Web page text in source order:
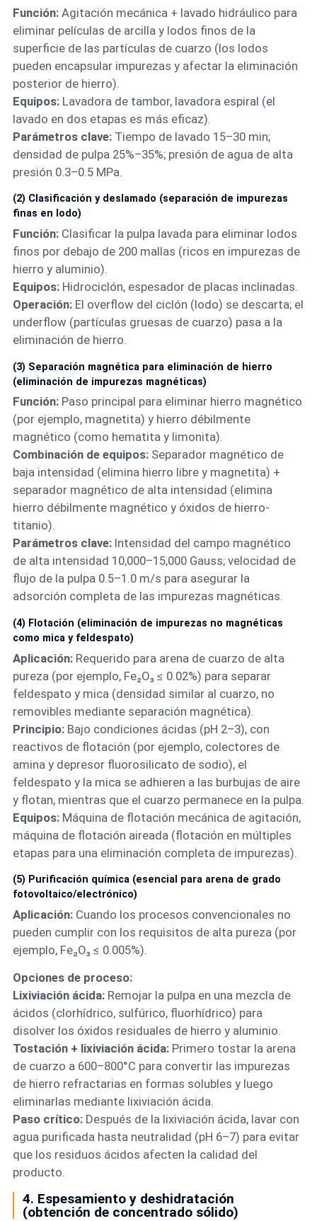
Función: Agitación mecánica + lavado hidráulico para
eliminar películas de arcilla y lodos finos de la
superficie de las partículas de cuarzo (los lodos
pueden encapsular impurezas y afectar la eliminación
posterior de hierro).
Equipos: Lavadora de tambor, lavadora espiral (el
lavado en dos etapas es más eficaz).
Parámetros clave: Tiempo de lavado 15–30 min;
densidad de pulpa 25%–35%; presión de agua de alta
presión 0.3–0.5 MPa.
(2) Clasificación y deslamado (separación de impurezas
finas en lodo)
Función:Clasificar la pulpa lavada para eliminar lodos
finos por debajo de 200 mallas (ricos en impurezas de
hierro y aluminio).
Equipos: Hidrociclón, espesador de placas inclinadas.
Operación:El overflow del ciclón (lodo) se descarta; el
underflow (partículas gruesas de cuarzo) pasa a la
eliminación de hierro.
(3) Separación magnética para eliminación de hierro
(eliminación de impurezas magnéticas)
Función: Paso principal para eliminar hierro magnético
(por ejemplo, magnetita) y hierro débilmente
magnético (como hematita y limonita).
Combinación de equipos:Separador magnético de
baja intensidad (elimina hierro libre y magnetita) +
separador magnético de alta intensidad (elimina
hierro débilmente magnético y óxidos de hierro-
titanio).
Parámetros clave:Intensidad del campo magnético
de alta intensidad 10,000–15,000 Gauss; velocidad de
flujo de la pulpa 0.5–1.0 m/s para asegurar la
adsorción completa de las impurezas magnéticas.
(4) Flotación (eliminación de impurezas no magnéticas
como mica y feldespato)
Aplicación: Requerido para arena de cuarzo de alta
pureza (por ejemplo, Fe₂O₃ ≤ 0.02%) para separar
feldespato y mica (densidad similar al cuarzo, no
removibles mediante separación magnética).
Principio:Bajo condiciones ácidas (pH 2–3), con
reactivos de flotación (por ejemplo, colectores de
amina y depresor fluorosilicato de sodio), el
feldespato y la mica se adhieren a las burbujas de aire
y flotan, mientras que el cuarzo permanece en la pulpa.
Equipos: Máquina de flotación mecánica de agitación,
máquina de flotación aireada (flotación en múltiples
etapas para una eliminación completa de impurezas).
(5) Purificación química (esencial para arena de grado
fotovoltaico/electrónico)
Aplicación: Cuando los procesos convencionales no
pueden cumplir con los requisitos de alta pureza (por
ejemplo, Fe₂O₃ ≤ 0.005%).
Opciones de proceso:
Lixiviación ácida: Remojar la pulpa en una mezcla de
ácidos (clorhídrico, sulfúrico, fluorhídrico) para
disolver los óxidos residuales de hierro y aluminio.
Tostación + lixiviación ácida:Primero tostar la arena
de cuarzo a 600–800°C para convertir las impurezas
de hierro refractarias en formas solubles y luego
eliminarlas mediante lixiviación ácida.
Paso crítico: Después de la lixiviación ácida, lavar con
agua purificada hasta neutralidad (pH 6–7) para evitar
que los residuos ácidos afecten la calidad del
producto.
4. Espesamiento y deshidratación
(obtención de concentrado sólido)